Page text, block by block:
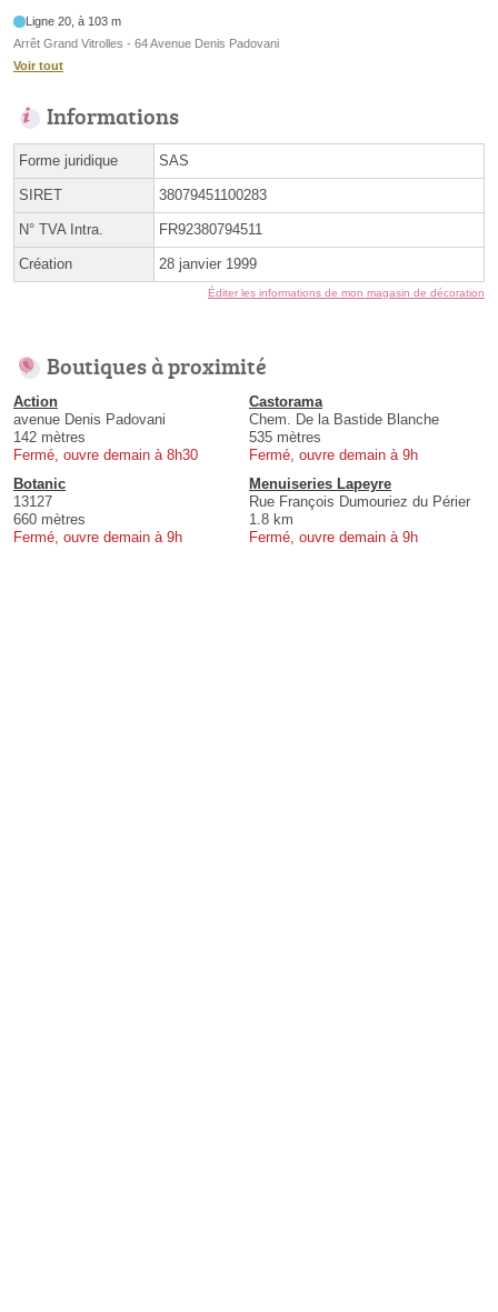
Ligne 20, à 103 m
Arrêt Grand Vitrolles - 64 Avenue Denis Padovani
Voir tout
Informations
Forme juridique SAS
SIRET 38079451100283
N° TVA Intra. FR92380794511
Création 28 janvier 1999
Éditer les informations de mon magasin de décoration
Boutiques à proximité
Action
avenue Denis Padovani
142 mètres
Fermé, ouvre demain à 8h30
Castorama
Chem. De la Bastide Blanche
535 mètres
Fermé, ouvre demain à 9h
Botanic
13127
660 mètres
Fermé, ouvre demain à 9h
Menuiseries Lapeyre
Rue François Dumouriez du Périer
1.8 km
Fermé, ouvre demain à 9h